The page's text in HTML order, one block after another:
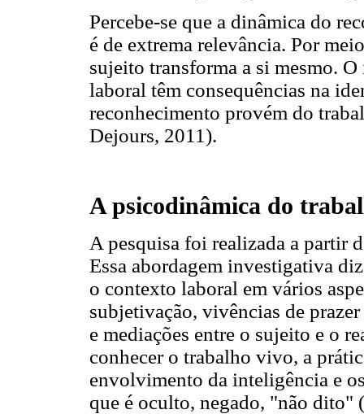
Percebe-se que a dinâmica do
é de extrema relevância. Por
sujeito transforma a si mesmo.
laboral têm consequências na
reconhecimento provém do
Dejours, 2011).
A psicodinâmica do
A pesquisa foi realizada a partir
Essa abordagem investigativa
o contexto laboral em vários
subjetivação, vivências de
e mediações entre o sujeito e o
conhecer o trabalho vivo, a
envolvimento da inteligência e
que é oculto, negado, "não